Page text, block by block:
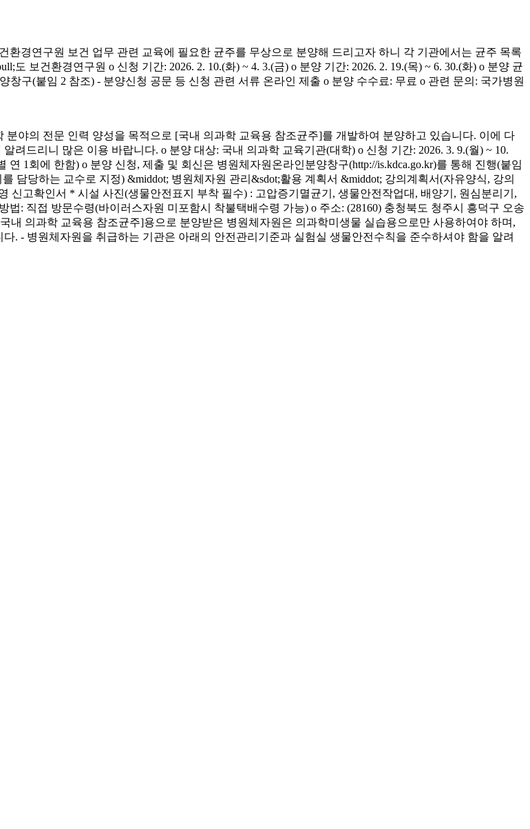
경연구원 보건 업무 관련 교육에 필요한 균주를 무상으로 분양해 드리고자 하니 각 기관에서는 균주 목록
보건환경연구원 o 신청 기간: 2026. 2. 10.(화) ~ 4. 3.(금) o 분양 기간: 2026. 2. 19.(목) ~ 6. 30.(화) o 분양 균
창구(붙임 2 참조) - 분양신청 공문 등 신청 관련 서류 온라인 제출 o 분양 수수료: 무료 o 관련 문의: 국가병원
야의 전문 인력 양성을 목적으로 [국내 의과학 교육용 참조균주]를 개발하여 분양하고 있습니다. 이에 다
드리니 많은 이용 바랍니다. o 분양 대상: 국내 의과학 교육기관(대학) o 신청 기간: 2026. 3. 9.(월) ~ 10.
연 1회에 한함) o 분양 신청, 제출 및 회신은 병원체자원온라인분양창구(http://is.kdca.go.kr)를 통해 진행(붙임
담당하는 교수로 지정) &middot; 병원체자원 관리&sdot;활용 계획서 &middot; 강의계획서(자유양식, 강의
신고확인서 * 시설 사진(생물안전표지 부착 필수) : 고압증기멸균기, 생물안전작업대, 배양기, 원심분리기,
법: 직접 방문수령(바이러스자원 미포함시 착불택배수령 가능) o 주소: (28160) 충청북도 청주시 흥덕구 오송
내 의과학 교육용 참조균주]용으로 분양받은 병원체자원은 의과학미생물 실습용으로만 사용하여야 하며,
. - 병원체자원을 취급하는 기관은 아래의 안전관리기준과 실험실 생물안전수칙을 준수하셔야 함을 알려